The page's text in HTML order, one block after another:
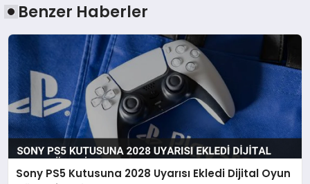
Benzer Haberler
Sony PS5 Kutusuna 2028 Uyarısı Ekledi Dijital Oyun